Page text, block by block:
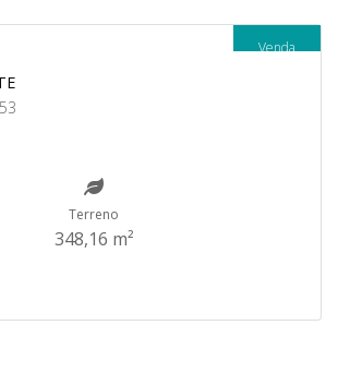
Venda
Terreno
348,16 m²